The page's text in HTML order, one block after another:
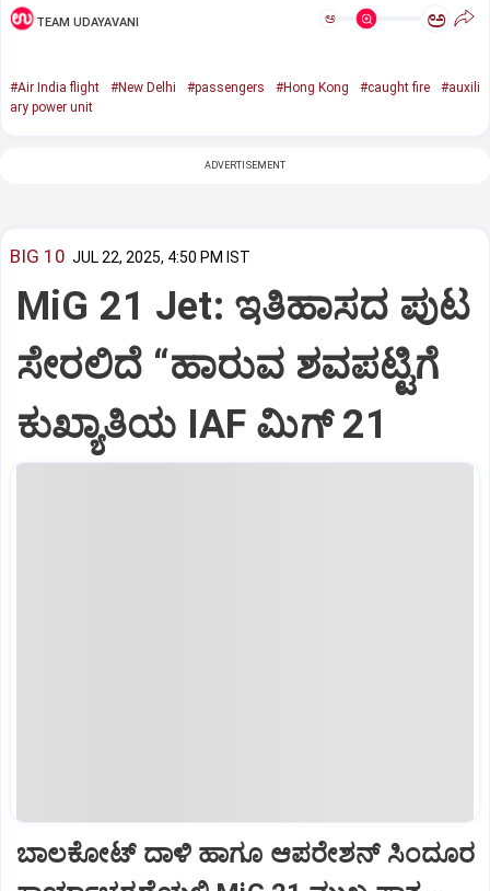
TEAM UDAYAVANI ಅ ಅ
#Air India flight #New Delhi #passengers #Hong Kong #caught fire
#auxili
ary power unit
ADVERTISEMENT
BIG 10 JUL 22, 2025, 4:50 PM IST
MiG 21 Jet: ಇತಿಹಾಸದ ಪುಟ
ಸೇರಲಿದೆ “ಹಾರುವ ಶವಪಟ್ಟಿಗೆ
ಕುಖ್ಯಾತಿಯ IAF ಮಿಗ್‌ 21
ಬಾಲಕೋಟ್‌ ದಾಳಿ ಹಾಗೂ ಆಪರೇಶನ್‌ ಸಿಂದೂರ